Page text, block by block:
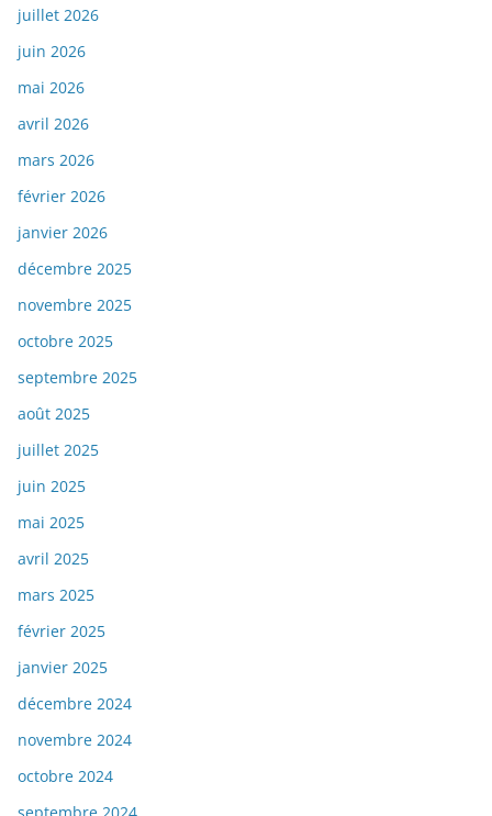
juillet 2026
juin 2026
mai 2026
avril 2026
mars 2026
février 2026
janvier 2026
décembre 2025
novembre 2025
octobre 2025
septembre 2025
août 2025
juillet 2025
juin 2025
mai 2025
avril 2025
mars 2025
février 2025
janvier 2025
décembre 2024
novembre 2024
octobre 2024